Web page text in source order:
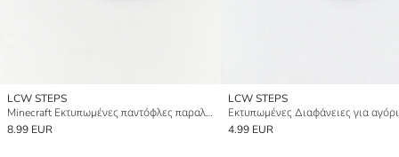
LCW STEPS
Minecraft Εκτυπωμένες παντόφλες παραλίας για αγόρια
8.99 EUR
LCW STEPS
Εκτυπωμένες Διαφάνειες για
4.99 EUR